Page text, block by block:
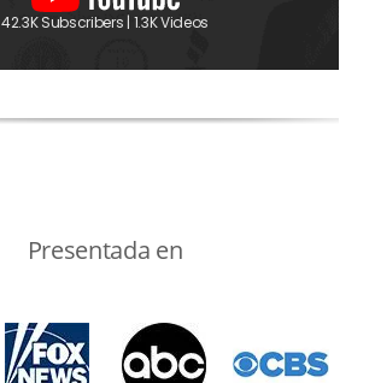
42.3K Subscribers | 1.3K Videos
Presentada en